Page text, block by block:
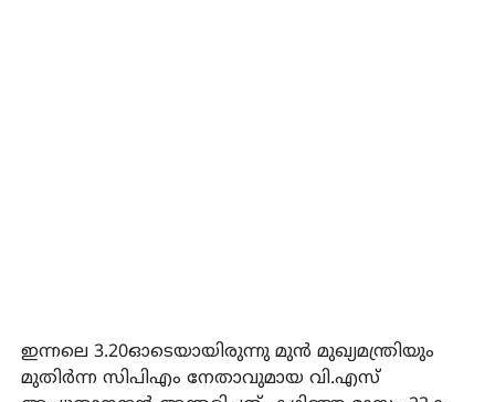
ഇന്നലെ 3.20ഓടെയായിരുന്നു മുന്‍ മുഖ്യമന്ത്രിയും
മുതിര്‍ന്ന സിപിഎം നേതാവുമായ വി.എസ്